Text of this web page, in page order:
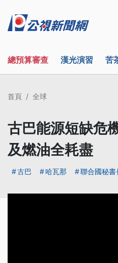
總預算審查 漢光演習 苦
首頁 全球
古巴能源短缺危
及燃油全耗盡
古巴 哈瓦那 聯合國秘書